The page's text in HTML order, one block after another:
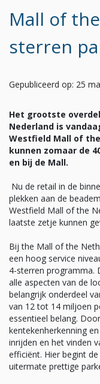
Mall of
sterren
Gepubliceerd op: 25
Het grootste
Nederland is
Westfield Mall of
kunnen zomaar de
en bij de Mall.
Nu de retail in de
plekken aan de
Westfield Mall of the
laatste zetje kunnen
Bij the Mall of the
een hoog service
4-sterren programma.
alle aspecten van de
belangrijk onderdeel
van 12 tot 14 miljoen
essentieel belang.
kentekenherkenning
inrijden en het vinden
efficiënt. Hier begint de
uitermate prettige